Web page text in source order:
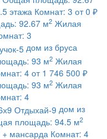
этажа Комнат: 3 от 0 ₽
92.67 м2 Жилая
3
дом из бруса
93 м2 Жилая
4 от 1 746 500 ₽
93 м2 Жилая
4
дом из
площадь: 94.5 м2
+ мансарда Комнат: 4